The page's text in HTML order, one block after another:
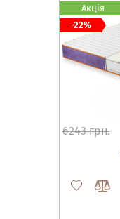
6243 грн.
Акція
-22%